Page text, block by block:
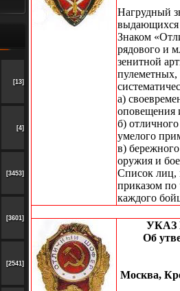
[13]
[4]
[3453]
[3601]
[2541]
Нагрудный
выдающихся
Знаком
рядового и
зенитной
а)
оповещения
б)
умелого
в)
оружия и
Список лиц,
приказом по
каждого
УКАЗ
Об
Москва,